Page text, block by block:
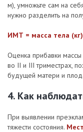
м), умножьте сам на
нужно разделить на
ИМТ = масса тела
Оценка прибавки
во II и III триместрах,
будущей матери и
4. Как
При выявлении
тяжести состояния.